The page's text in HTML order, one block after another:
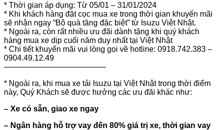
* Thời gian áp dụng: Từ 05/01 – 31/01/2024
* Khi khách hàng đặt cọc mua xe trong thời gian khuyến mãi
sẽ nhận ngay “Bộ quà tặng đặc biệt” từ Isuzu Việt Nhật.
* Ngoài ra, còn rất nhiều ưu đãi dành tặng khi quý khách
hàng mua xe dịp cuối năm duy nhất tại Việt Nhật
* Chi tiết khuyến mãi vui lòng gọi về hotline: 0918.742.383 –
0904.49.12.49
—————————————
* Ngoài ra, khi mua xe tải Isuzu tại Việt Nhật trong thời điểm
này, Quý Khách sẽ được hưởng các ưu đãi khác như:
– Xe có sẵn, giao xe ngay
– Ngân hàng hỗ trợ vay đến 80% giá trị xe, thời gian vay